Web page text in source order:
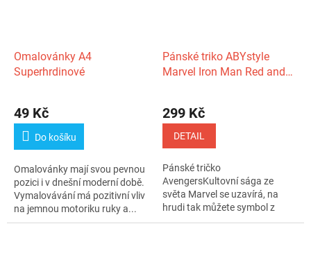
Omalovánky A4
Superhrdinové
49 Kč
Do košíku
Omalovánky mají svou pevnou
pozici i v dnešní moderní době.
Vymalovávání má pozitivní vliv
na jemnou motoriku ruky a...
Pánské triko ABYstyle
Marvel Iron Man Red and
299 Kč
DETAIL
Pánské tričko
AvengersKultovní sága ze
světa Marvel se uzavírá, na
hrudi tak můžete symbol z
filmů nosit i vy!...